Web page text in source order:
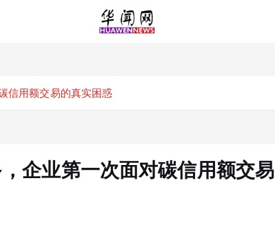
信用额交易的真实困惑
企业第一次面对碳信用额交易